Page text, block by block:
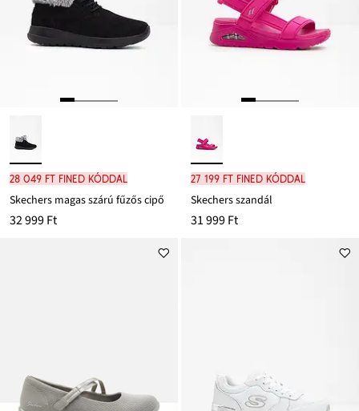
28 049 Ft FINED kóddal
Skechers magas szárú fűzős cipő
32 999 Ft
27 199 Ft FINED kóddal
Skechers szandál
31 999 Ft